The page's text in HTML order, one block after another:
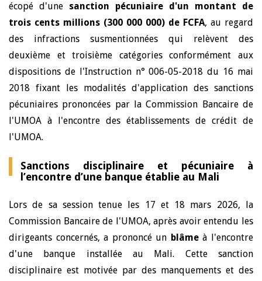
écopé d'une sanction pécuniaire d'un montant de
trois cents millions (300 000 000) de FCFA, au regard
des infractions susmentionnées qui relèvent des
deuxième et troisième catégories conformément aux
dispositions de l'Instruction n° 006-05-2018 du 16 mai
2018 fixant les modalités d'application des sanctions
pécuniaires prononcées par la Commission Bancaire de
l'UMOA à l'encontre des établissements de crédit de
l'UMOA.
Sanctions disciplinaire et pécuniaire à
l’encontre d’une banque établie au Mali
Lors de sa session tenue les 17 et 18 mars 2026, la
Commission Bancaire de l'UMOA, après avoir entendu les
dirigeants concernés, a prononcé un blâmeà l'encontre
d'une banque installée au Mali. Cette sanction
disciplinaire est motivée par des manquements et des